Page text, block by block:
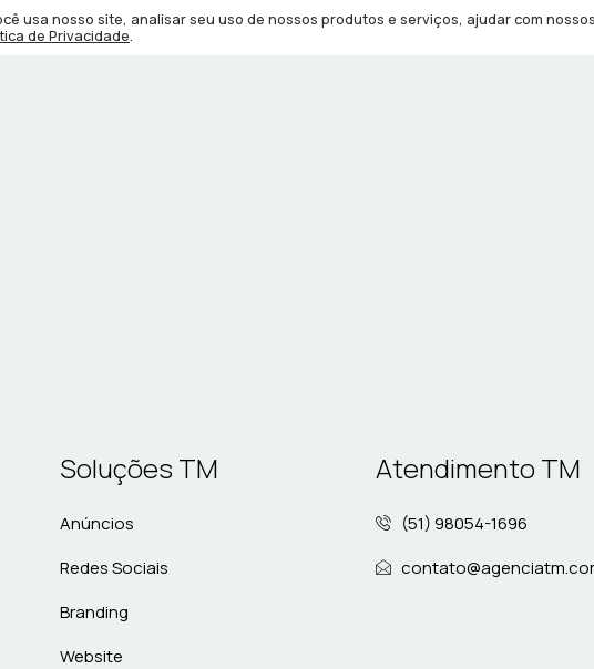
Soluções TM
Anúncios
Redes Sociais
Branding
Website
Atendimento TM
(51) 98054-1696
usa nosso site, analisar seu uso de nossos produtos e serviços, ajudar com
de Privacidade.